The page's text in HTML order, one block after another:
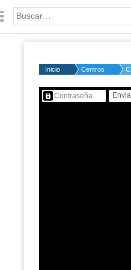
Palabra o frase:
Inicio Centros
Contenido protegido…